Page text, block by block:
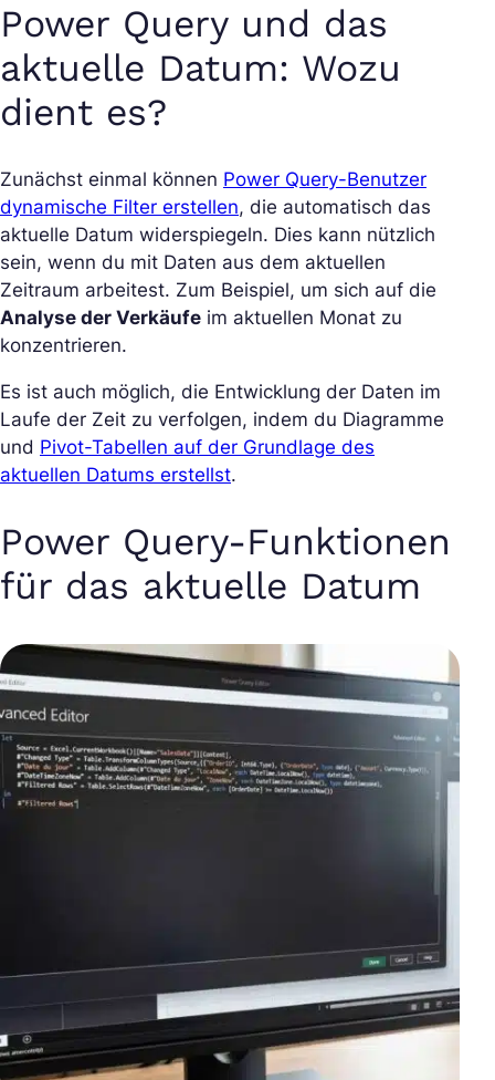
Power Query und das
aktuelle Datum: Wozu
dient es?
Zunächst einmal können Power Query-Benutzer
dynamische Filter erstellen, die automatisch das
aktuelle Datum widerspiegeln. Dies kann nützlich
sein, wenn du mit Daten aus dem aktuellen
Zeitraum arbeitest. Zum Beispiel, um sich auf die
Analyse der Verkäufe im aktuellen Monat zu
konzentrieren.
Es ist auch möglich, die Entwicklung der Daten im
Laufe der Zeit zu verfolgen, indem du Diagramme
und Pivot-Tabellen auf der Grundlage des
aktuellen Datums erstellst.
Power Query-Funktionen
für das aktuelle Datum